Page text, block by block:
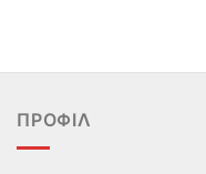
έχει
παραλλαγές.
Οι
ΠΡΟΦΊΛ